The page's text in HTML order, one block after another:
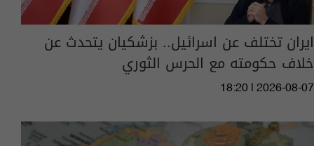
ايران تختلف عن اسرائيل.. بزشكيان يتحدث عن
خلاف حكومته مع الحرس الثوري
18:20 | 2026-08-07